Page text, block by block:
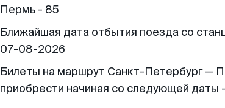
Пермь - 85
Ближайшая дата отбытия поезда со
07-08-2026
Билеты на маршрут Санкт-Петербург —
приобрести начиная со следующей даты